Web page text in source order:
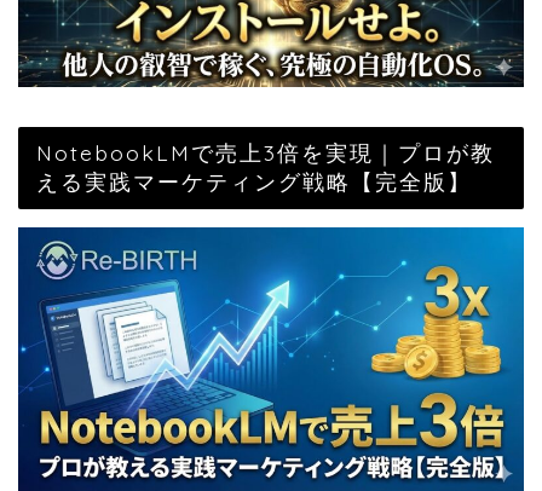
NotebookLMで売上3倍を実現｜プロが教
える実践マーケティング戦略【完全版】